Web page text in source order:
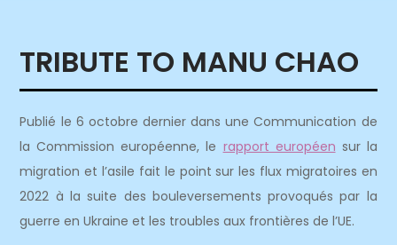
TRIBUTE TO MANU CHAO
Publié le 6 octobre dernier dans une Communication de
la Commission européenne, le rapport européen sur la
migration et l’asile fait le point sur les flux migratoires en
2022 à la suite des bouleversements provoqués par la
guerre en Ukraine et les troubles aux frontières de l’UE.